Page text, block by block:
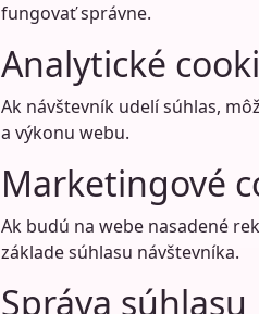
fungovať správne.
Analytické
Ak návštevník udelí súhlas,
a výkonu webu.
Marketingové
Ak budú na webe nasadené
základe súhlasu návštevníka.
Správa súhlasu